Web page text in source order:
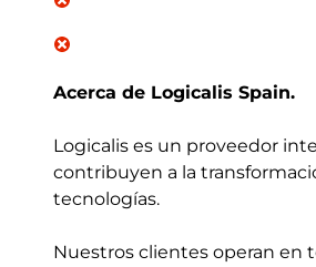
Acerca de Logicalis Spain.
Logicalis es un proveedor
contribuyen a la
tecnologías.
Nuestros clientes operan en